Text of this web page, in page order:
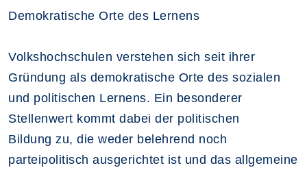
Demokratische Orte des Lernens
Volkshochschulen verstehen sich seit ihrer
Gründung als demokratische Orte des sozialen
und politischen Lernens. Ein besonderer
Stellenwert kommt dabei der politischen
Bildung zu, die weder belehrend noch
parteipolitisch ausgerichtet ist und das allgemeine